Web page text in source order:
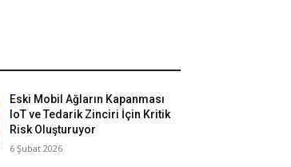
Eski Mobil Ağların Kapanması
IoT ve Tedarik Zinciri İçin Kritik
Risk Oluşturuyor
6 Şubat 2026